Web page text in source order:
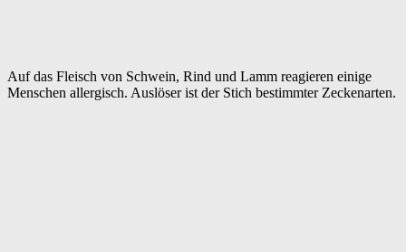
Auf das Fleisch von Schwein, Rind und Lamm reagieren einige
Menschen allergisch. Auslöser ist der Stich bestimmter Zeckenarten.